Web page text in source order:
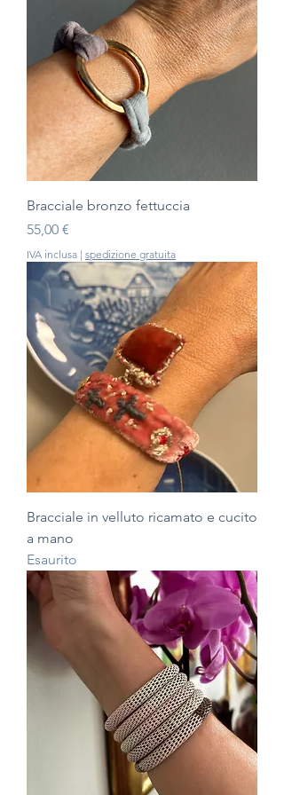
Bracciale bronzo fettuccia
Prezzo
55,00 €
IVA inclusa | spedizione gratuita
Bracciale in velluto ricamato e cucito
a mano
Esaurito